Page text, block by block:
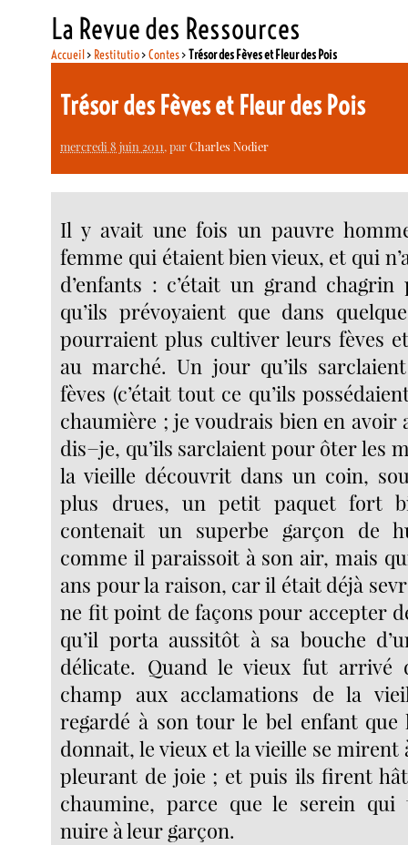
La Revue des Ressources
Accueil> Restitutio>Contes>Trésor des Fèves et Fleur des Pois
Trésor des Fèves et Fleur des Pois
mercredi 8 juin 2011, parCharles Nodier
Il y avait une fois un pauvre
femme qui étaient bien vieux, et qui
d’enfants : c’était un grand
qu’ils prévoyaient que dans
pourraient plus cultiver leurs fèves
au marché. Un jour qu’ils
fèves (c’était tout ce qu’ils
chaumière ; je voudrais bien en avoir
dis−je, qu’ils sarclaient pour ôter les
la vieille découvrit dans un coin,
plus drues, un petit paquet fort
contenait un superbe garçon de
comme il paraissoit à son air, mais
ans pour la raison, car il était déjà
ne fit point de façons pour accepter
qu’il porta aussitôt à sa bouche
délicate. Quand le vieux fut arrivé
champ aux acclamations de la
regardé à son tour le bel enfant
donnait, le vieux et la vieille se mirent
pleurant de joie ; et puis ils firent
chaumine, parce que le serein qui
nuire à leur garçon.